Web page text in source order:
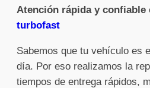
Atención rápida y confiable
turbofast
Sabemos que tu vehículo es
día. Por eso realizamos la
tiempos de entrega rápidos,